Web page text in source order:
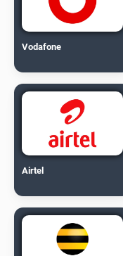
Vodafone
Airtel